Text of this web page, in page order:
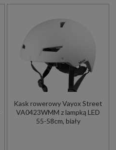
Kask rowerowy Vayox Street
VA0423WMM z lampką LED
55-58cm, biały